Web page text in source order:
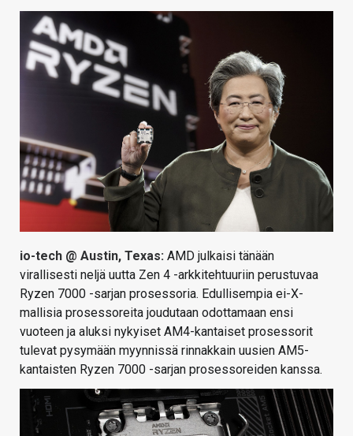
VAIHDA TEEMA
io-tech @ Austin, Texas: AMD julkaisi tänään
virallisesti neljä uutta Zen 4 -arkkitehtuuriin perustuvaa
Ryzen 7000 -sarjan prosessoria. Edullisempia ei-X-
mallisia prosessoreita joudutaan odottamaan ensi
vuoteen ja aluksi nykyiset AM4-kantaiset prosessorit
tulevat pysymään myynnissä rinnakkain uusien AM5-
kantaisten Ryzen 7000 -sarjan prosessoreiden kanssa.